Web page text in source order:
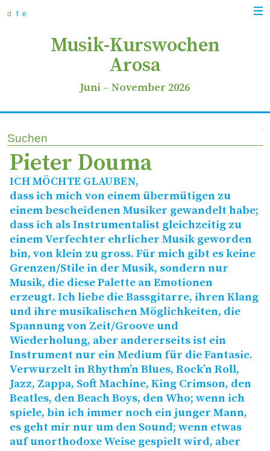
d f e
Musik-Kurswochen
Arosa
Juni – November 2026
Suchen
Pieter Douma
ICHMÖCHTE GLAUBEN,
dass ich mich von einem übermütigen zu
einem bescheidenen Musiker gewandelt habe;
dass ich als Instrumentalist gleichzeitig zu
einem Verfechter ehrlicher Musik geworden
bin, von klein zu gross. Für mich gibt es keine
Grenzen/​Stile in der Musik, sondern nur
Musik, die diese Palette an Emotionen
erzeugt. Ich liebe die Bassgitarre, ihren Klang
und ihre musikalischen Möglichkeiten, die
Spannung von Zeit/​Groove und
Wiederholung, aber andererseits ist ein
Instrument nur ein Medium für die Fantasie.
Verwurzelt in Rhythm’n Blues, Rock’n Roll,
Jazz, Zappa, Soft Machine, King Crimson, den
Beatles, den Beach Boys, den Who; wenn ich
spiele, bin ich immer noch ein junger Mann,
es geht mir nur um den Sound; wenn etwas
auf unorthodoxe Weise gespielt wird, aber